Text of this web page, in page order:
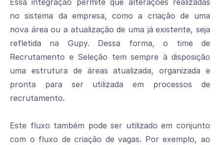
Essa integração permite que alterações realizadas
no sistema da empresa, como a criação de uma
nova área ou a atualização de uma já existente, seja
refletida na Gupy. Dessa forma, o time de
Recrutamento e Seleção tem sempre à disposição
uma estrutura de áreas atualizada, organizada e
pronta para ser utilizada em processos de
recrutamento.
Este fluxo também pode ser utilizado em conjunto
com o fluxo de criação de vagas. Por exemplo, ao